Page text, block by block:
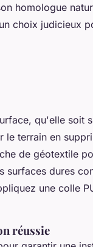
homologue
choix judicieux
qu'elle soit
terrain en
de géotextile
surfaces dures
une colle
réussie